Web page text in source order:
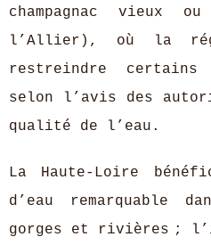
champagnac vieux
l’Allier), où la
restreindre certains
selon l’avis des
qualité de l’eau.
La Haute-Loire
d’eau remarquable
gorges et rivières ;